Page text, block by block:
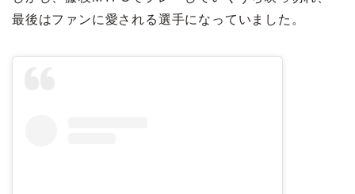
最後はファンに愛される選手になっていました。